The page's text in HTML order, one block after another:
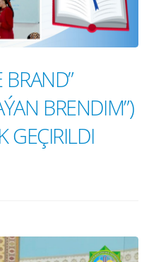
BRAND”
BRENDIM”)
GEÇIRILDI